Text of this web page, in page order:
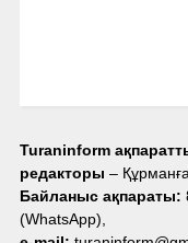
Turaninform
редакторы –
Байланыс ақпараты:
(WhatsApp),